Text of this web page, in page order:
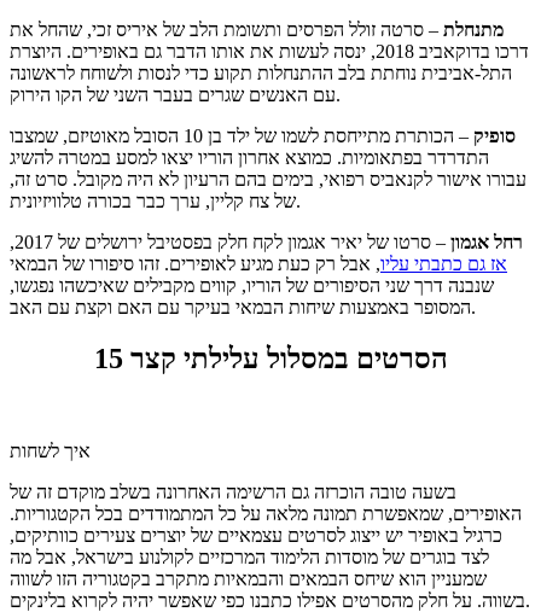
מתנחלת – סרטה זולל הפרסים ותשומת הלב של איריס זכי, שהחל את
דרכו בדוקאביב 2018, ינסה לעשות את אותו הדבר גם באופירים. היוצרת
התל-אביבית נוחתת בלב ההתנחלות תקוע כדי לנסות ולשוחח לראשונה
עם האנשים שגרים בעבר השני של הקו הירוק.
סופיק
– הכותרת מתייחסת לשמו של ילד בן 10 הסובל מאוטיזם, שמצבו
התדרדר בפתאומיות. כמוצא אחרון הוריו יצאו למסע במטרה להשיג
עבורו אישור לקנאביס רפואי, בימים בהם הרעיון לא היה מקובל. סרט זה,
של צח קליין, ערך כבר בכורה טלוויזיונית.
רחל אגמון – סרטו של יאיר אגמון לקח חלק בפסטיבל ירושלים של 2017,
אז גם כתבתי עליו, אבל רק כעת מגיע לאופירים. זהו סיפורו של הבמאי
שנבנה דרך שני הסיפורים של הוריו, קווים מקבילים שאיכשהו נפגשו,
המסופר באמצעות שיחות הבמאי בעיקר עם האם וקצת עם האב.
15 הסרטים במסלול עלילתי קצר
איך לשחות
בשעה טובה הוכרזה גם הרשימה האחרונה בשלב מוקדם זה של
האופירים, שמאפשרת תמונה מלאה על כל המתמודדים בכל הקטגוריות.
כרגיל באופיר יש ייצוג לסרטים עצמאיים של יוצרים צעירים כוותיקים,
לצד בוגרים של מוסדות הלימוד המרכזיים לקולנוע בישראל, אבל מה
שמעניין הוא שיחס הבמאים והבמאיות מתקרב בקטגוריה הזו לשווה
בשווה. על חלק מהסרטים אפילו כתבנו כפי שאפשר יהיה לקרוא בלינקים.